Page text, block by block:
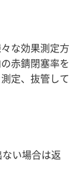
な効果測定方
赤錆閉塞率を
定、抜管して
い場合は返